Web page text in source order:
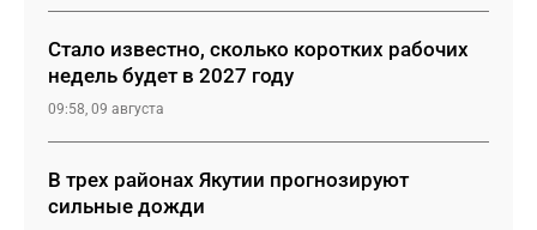
Стало известно, сколько коротких рабочих
недель будет в 2027 году
09:58, 09 августа
В трех районах Якутии прогнозируют
сильные дожди